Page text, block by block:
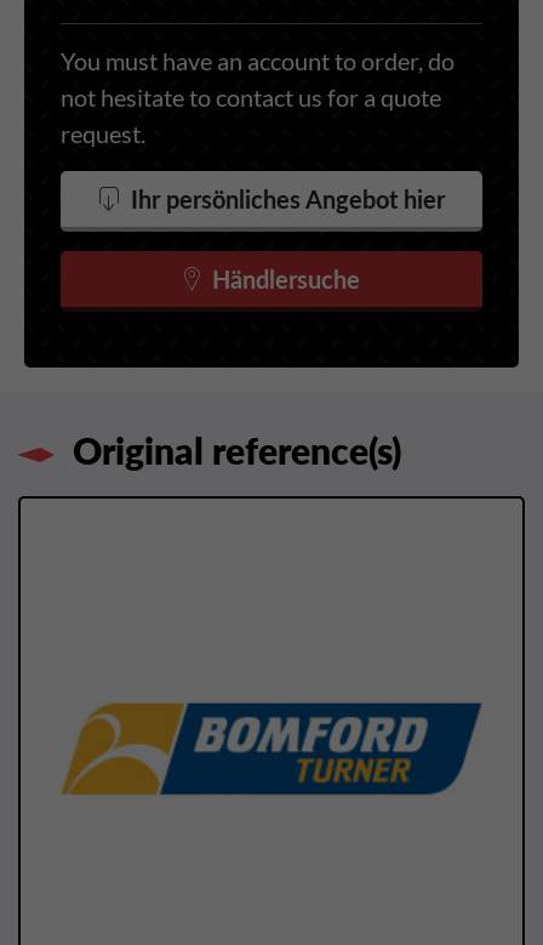
You must have an account to order, do
not hesitate to contact us for a quote
request.
Ihr persönliches Angebot hier
Händlersuche
Original reference(s)